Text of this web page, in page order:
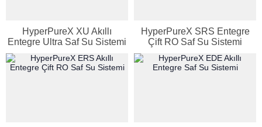
HyperPureX XU Akıllı
Entegre Ultra Saf Su Sistemi
HyperPureX SRS Entegre
Çift RO Saf Su Sistemi